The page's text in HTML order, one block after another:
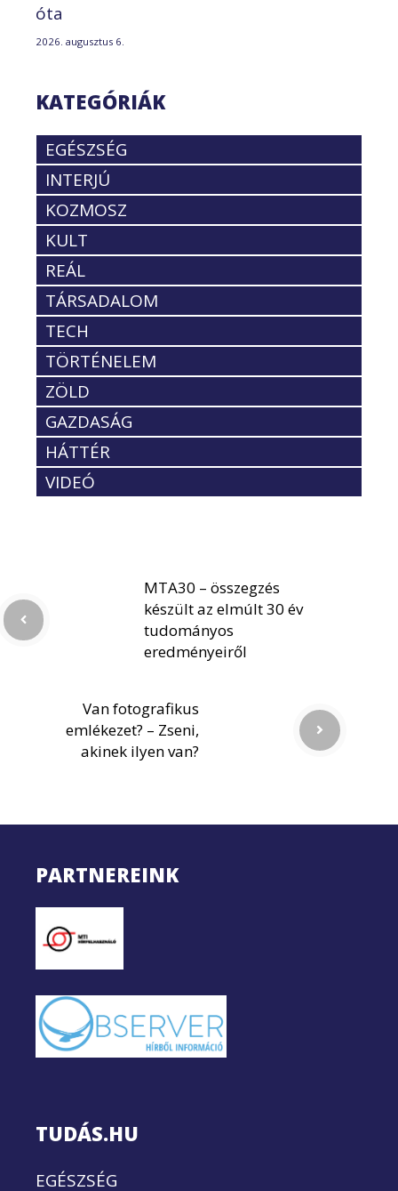
óta
2026. augusztus 6.
KATEGÓRIÁK
EGÉSZSÉG
INTERJÚ
KOZMOSZ
KULT
REÁL
TÁRSADALOM
TECH
TÖRTÉNELEM
ZÖLD
GAZDASÁG
HÁTTÉR
VIDEÓ
MTA30 – összegzés
készült az elmúlt 30 év
tudományos
eredményeiről
Van fotografikus
emlékezet? – Zseni,
akinek ilyen van?
PARTNEREINK
TUDÁS.HU
EGÉSZSÉG